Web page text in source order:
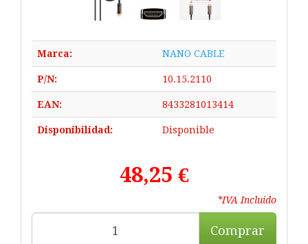
Marca: NANO CABLE
P/N: 10.15.2110
EAN: 8433281013414
Disponibilidad: Disponible
48,25 €
*IVA Incluido
Comprar